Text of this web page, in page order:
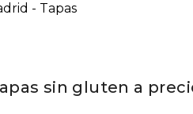
- Tapas
sin gluten a